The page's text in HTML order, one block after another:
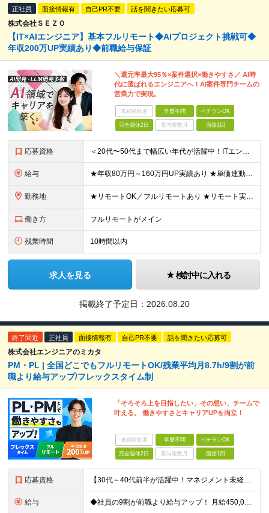
正社員 面接情報有 自己PR不要 話を聞きたい応募可
株式会社ＳＥＺＯ
【IT×AIエンジニア】基本フルリモート◆AIプロジェクト挑戦可◆
年収200万UP実績あり◆前職給与保証
＼還元率最大95％×案件選択×働きやすさ／ AI時
代に選ばれるエンジニアへ！AI案件専門チームの
営業力で実現。
未経験歓迎 学歴不問 ベテランOK
完全週休2日 賞与複数月 面接1回
応募資格 ＜20代〜50代まで幅広い年代が活躍中！ITエンジニアとしての実務経験が1年以上ある方を募集！＞ ◆何らかの開発経験1年以上をお持ちの方（言語不問） ◆既卒・ブランクもOK ◆学歴不問 ◆転職回数は一
給与 ★年収80万円～160万円UP実績あり ★単価連動型×高還元率で年収UP ▼月給40万円～125万円＋各種手当 ┗想定年収：400万円～1500万円 ※固定残業代（30時間分／7万6000円～）を含
勤務地 ★リモートOK／フルリモートあり ★リモート実施率90%以上 ★一都三県のプロジェクト先 ★転居を伴う転勤なし ＜理想の働き方を実現できます！＞ ・フルリモート ・リモートと出社のハイブリッド ・フ
働き方 フルリモートがメイン
残業時間 10時間以内
求人を見る 検討中に入れる
掲載終了予定日： 2026.08.20
終了間近 正社員 面接情報有 自己PR不要 話を聞きたい応募可
株式会社エンジニアのミカタ
PM・PL | 全国どこでもフルリモートOK/残業平均月8.7h/9割が前
職より給与アップ/フレックスタイム制
「そろそろ上を目指したい」その想い、チームで
叶える。 働きやすさとキャリアUPを両立！
未経験歓迎 学歴不問 ベテランOK
完全週休2日 賞与複数月 面接1回
応募資格 【30代～40代前半が活躍中！マネジメント未経験歓迎】 ●エンジニアとしての実務経験を3年以上お持ちの方 （開発言語や担当フェーズは不問） ●学歴不問 ★「PLやPMにステップアップしたい」 「後輩
給与 ◆社員の9割が前職より給与アップ！ 月給450,000円～531,500円+賞与＋インセンティブ ※経験・スキルを考慮の上、優遇いたします ※残業代につきましては、面接時にご説明させていただきます